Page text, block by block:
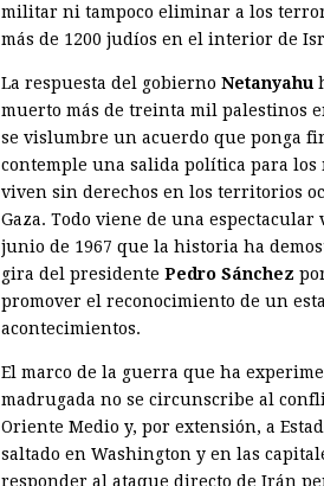
militar ni tampoco eliminar a los
más de 1200 judíos en el interior de
La respuesta del gobierno Netanyahu
muerto más de treinta mil palestinos
se vislumbre un acuerdo que ponga
contemple una salida política para los
viven sin derechos en los territorios
Gaza. Todo viene de una
junio de 1967 que la historia ha
gira del presidente Pedro Sánchez
promover el reconocimiento de un
acontecimientos.
El marco de la guerra que ha
madrugada no se circunscribe al
Oriente Medio y, por extensión, a
saltado en Washington y en las
responder al ataque directo de Irán